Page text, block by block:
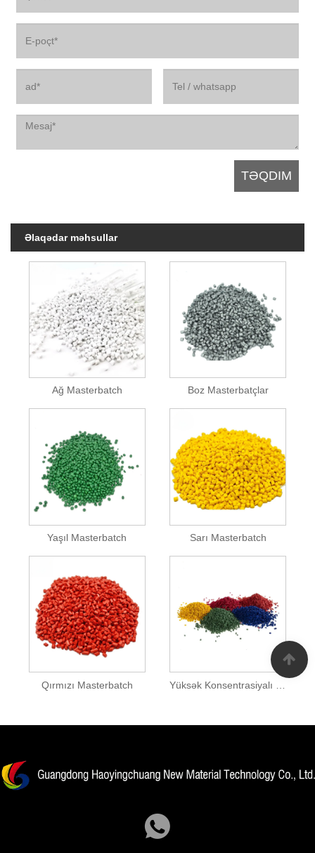
Əlaqədar məhsullar
Ağ Masterbatch Boz Masterbatçlar
Yaşıl Masterbatch Sarı Masterbatch
Qırmızı Masterbatch